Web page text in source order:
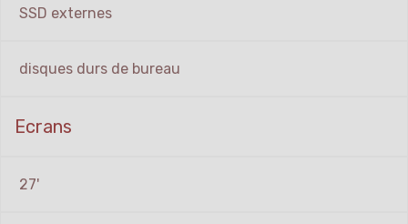
SSD externes
disques durs de bureau
Ecrans
27'